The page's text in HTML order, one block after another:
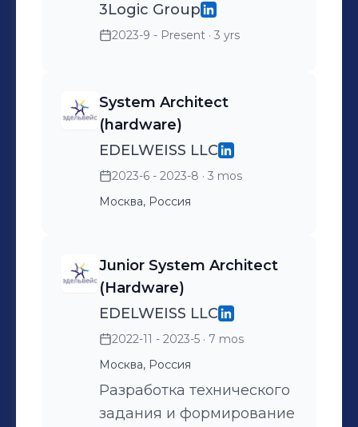
3Logic Group
2023-9 - Present · 3 yrs
System Architect
(hardware)
EDELWEISS LLC
2023-6 - 2023-8 · 3 mos
Москва, Россия
Junior System Architect
(Hardware)
EDELWEISS LLC
2022-11 - 2023-5 · 7 mos
Москва, Россия
Разработка технического
задания и формирование